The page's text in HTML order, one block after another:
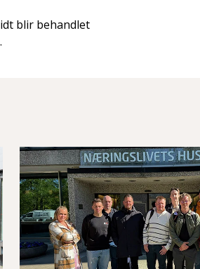
blir behandlet